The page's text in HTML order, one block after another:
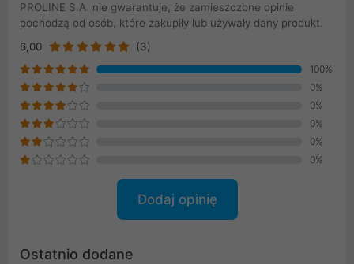
PROLINE S.A. nie gwarantuje, że zamieszczone opinie
pochodzą od osób, które zakupiły lub używały dany produkt.
6,00
(3)
100%
0%
0%
0%
0%
0%
Dodaj opinię
Ostatnio dodane